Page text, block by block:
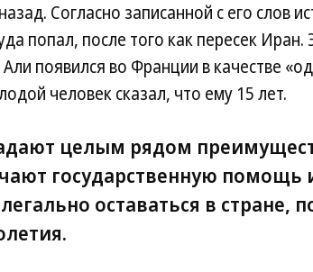
Согласно записанной с его слов
попал, после того как пересек
появился во Франции в качестве
человек сказал, что ему 15 лет.
целым рядом
государственную помощь
оставаться в стране,